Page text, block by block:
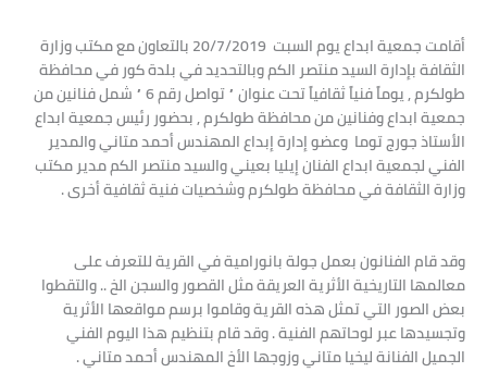
أقامت جمعية ابداع يوم السبت 20/7/2019 بالتعاون مع مكتب وزارة
الثقافة بإدارة السيد منتصر الكم وبالتحديد في بلدة كور في محافظة
طولكرم , يوماً فنياً ثقافياً تحت عنوان ” تواصل رقم 6 ” شمل فنانين من
جمعية ابداع وفنانين من محافظة طولكرم , بحضور رئيس جمعية ابداع
الأستاذ جورج توما وعضو إدارة إبداع المهندس أحمد متاني والمدير
الفني لجمعية ابداع الفنان إيليا بعيني والسيد منتصر الكم مدير مكتب
وزارة الثقافة في محافظة طولكرم وشخصيات فنية ثقافية أخرى .
وقد قام الفنانون بعمل جولة بانورامية في القرية للتعرف على
معالمها التاريخية الأثرية العريقة مثل القصور والسجن الخ .. والتقطوا
بعض الصور التي تمثل هذه القرية وقاموا برسم مواقعها الأثرية
وتجسيدها عبر لوحاتهم الفنية . وقد قام بتنظيم هذا اليوم الفني
الجميل الفنانة ليخيا متاني وزوجها الأخ المهندس أحمد متاني .